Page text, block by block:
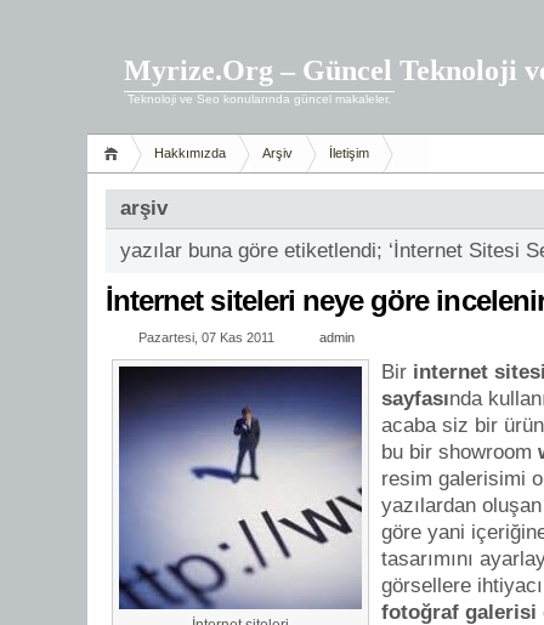
Myrize.Org – Güncel Teknoloji
Teknoloji ve Seo konularında güncel makaleler.
Hakkımızda Arşiv İletişim
arşiv
yazılar buna göre etiketlendi; ‘İnternet Sitesi
İnternet siteleri neye göre
Pazartesi, 07 Kas 2011 admin
Bir internet
sayfasında
acaba siz bir ürün
bu bir showroom
resim galerisimi
yazılardan
göre yani
tasarımını
görsellere
fotoğraf galerisi